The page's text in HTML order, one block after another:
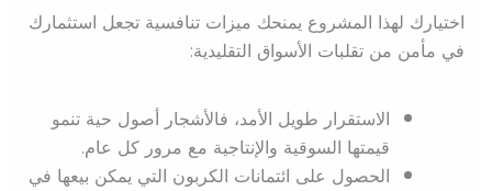
اختيارك لهذا المشروع يمنحك ميزات تنافسية تجعل استثمارك
في مأمن من تقلبات الأسواق التقليدية:
الاستقرار طويل الأمد، فالأشجار أصول حية تنمو
قيمتها السوقية والإنتاجية مع مرور كل عام.
الحصول على ائتمانات الكربون التي يمكن بيعها في